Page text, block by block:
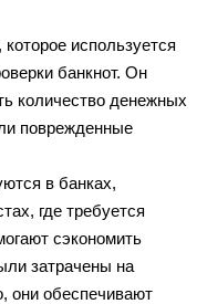
которое используется
банкнот. Он
количество денежных
поврежденные
в банках,
где требуется
сэкономить
затрачены на
они обеспечивают